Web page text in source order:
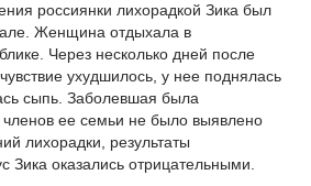
россиянки лихорадкой Зика был
Женщина отдыхала в
Через несколько дней после
ухудшилось, у нее поднялась
сыпь. Заболевшая была
членов ее семьи не было выявлено
лихорадки, результаты
Зика оказались отрицательными.